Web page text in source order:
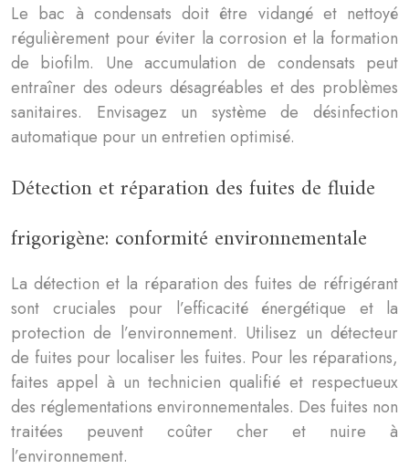
Le bac à condensats doit être vidangé et nettoyé
régulièrement pour éviter la corrosion et la formation
de biofilm. Une accumulation de condensats peut
entraîner des odeurs désagréables et des problèmes
sanitaires. Envisagez un système de désinfection
automatique pour un entretien optimisé.
Détection et réparation des fuites de fluide
frigorigène: conformité environnementale
La détection et la réparation des fuites de réfrigérant
sont cruciales pour l’efficacité énergétique et la
protection de l’environnement. Utilisez un détecteur
de fuites pour localiser les fuites. Pour les réparations,
faites appel à un technicien qualifié et respectueux
des réglementations environnementales. Des fuites non
traitées peuvent coûter cher et nuire à
l’environnement.